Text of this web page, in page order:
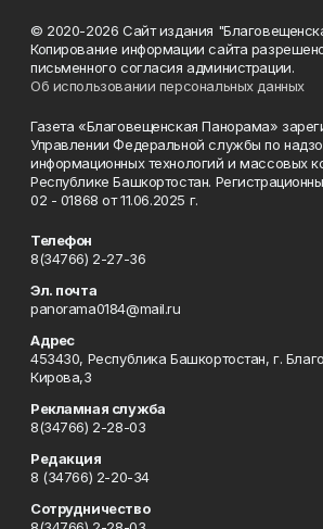
© 2020-2026 Сайт издания
Копирование информации сайта
письменного согласия администрации.
Об использовании персональных данных
Газета «Благовещенская Панорама»
Управлении Федеральной службы по
информационных технологий и массовых
Республике Башкортостан.
02 - 01868 от 11.06.2025 г.
Телефон
8(34766) 2-27-36
Эл. почта
panorama0184@mail.ru
Адрес
453430, Республика Башкортостан, г.
Кирова,3
Рекламная служба
8(34766) 2-28-03
Редакция
8 (34766) 2-20-34
Сотрудничество